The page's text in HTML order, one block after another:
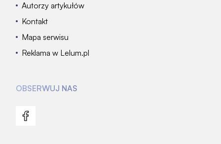
Autorzy artykułów
Kontakt
Mapa serwisu
Reklama w Lelum.pl
OBSERWUJ NAS